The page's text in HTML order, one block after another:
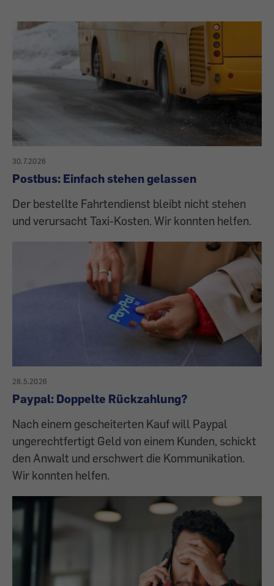
30.7.2026
Postbus: Einfach stehen gelassen
Der bestellte Fahrtendienst bleibt nicht stehen
und verursacht Taxi-Kosten. Wir konnten helfen.
28.5.2026
Paypal: Doppelte Rückzahlung?
Nach einem gescheiterten Kauf will Paypal
ungerechtfertigt Geld von einem Kunden, schickt
den Anwalt und erschwert die Kommunikation.
Wir konnten helfen.